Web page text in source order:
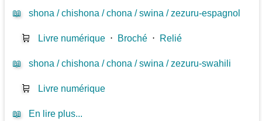
📖 shona / chishona / chona / swina / zezuru-espagnol
🛒 Livre numérique ⋅ Broché ⋅ Relié
📖 shona / chishona / chona / swina / zezuru-swahili
🛒 Livre numérique
📖 En lire plus...